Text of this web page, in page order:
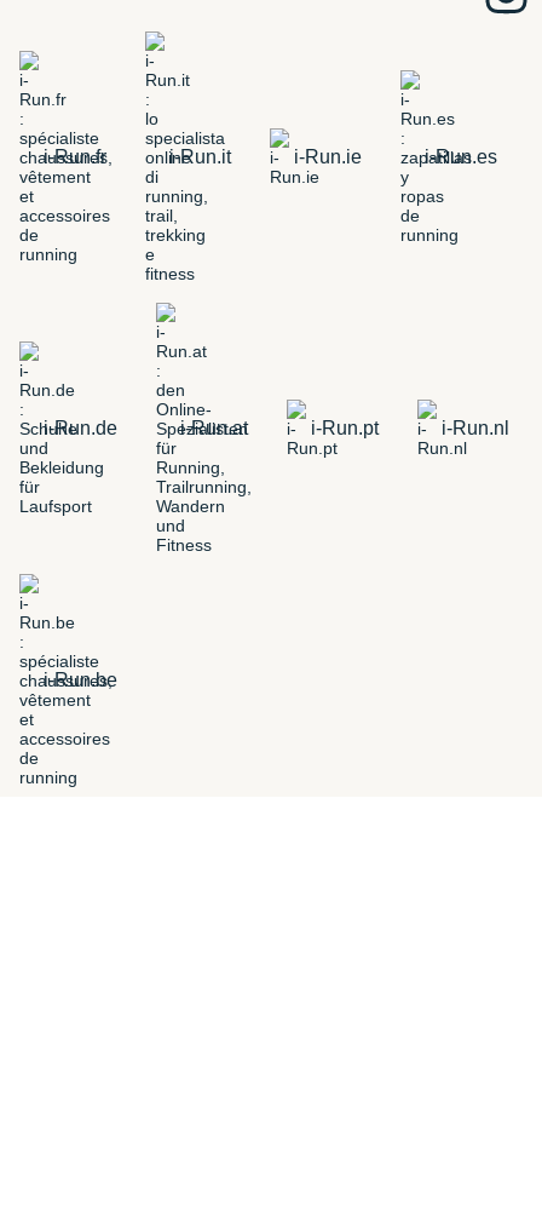
i-Run.fr i-Run.it i-Run.ie i-Run.es
i-Run.de i-Run.at i-Run.pt i-Run.nl
i-Run.be